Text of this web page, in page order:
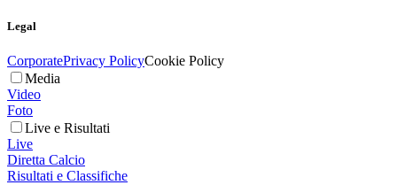
Legal
CorporatePrivacy PolicyCookie Policy
Media
Video
Foto
Live e Risultati
Live
Diretta Calcio
Risultati e Classifiche